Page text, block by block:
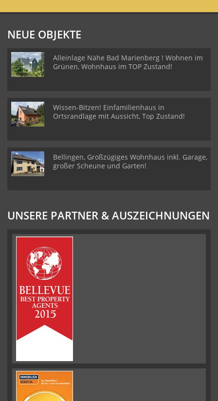
NEUE OBJEKTE
Alleinlage Nähe Bad Marienberg ! Wohnen im
Grünen, Wohnhaus im TOP Zustand!
Wissen-Bitzen! Einfamilienhaus in
Ortsrandlage mit Aussicht, Top Zustand!
Bellingen, Großzügiges Wohnhaus inkl. Garage,
großer Scheune und Garten!
UNSERE PARTNER & AUSZEICHNUNGEN